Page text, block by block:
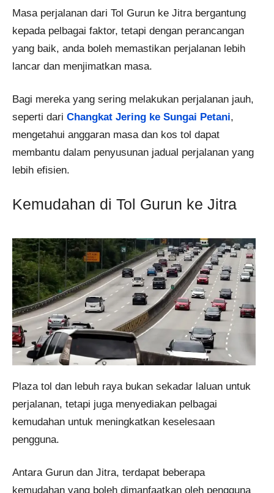
Masa perjalanan dari Tol Gurun ke Jitra bergantung
kepada pelbagai faktor, tetapi dengan perancangan
yang baik, anda boleh memastikan perjalanan lebih
lancar dan menjimatkan masa.
Bagi mereka yang sering melakukan perjalanan jauh,
seperti dari Changkat Jering ke Sungai Petani,
mengetahui anggaran masa dan kos tol dapat
membantu dalam penyusunan jadual perjalanan yang
lebih efisien.
Kemudahan di Tol Gurun ke Jitra
Plaza tol dan lebuh raya bukan sekadar laluan untuk
perjalanan, tetapi juga menyediakan pelbagai
kemudahan untuk meningkatkan keselesaan
pengguna.
Antara Gurun dan Jitra, terdapat beberapa
kemudahan yang boleh dimanfaatkan oleh pengguna